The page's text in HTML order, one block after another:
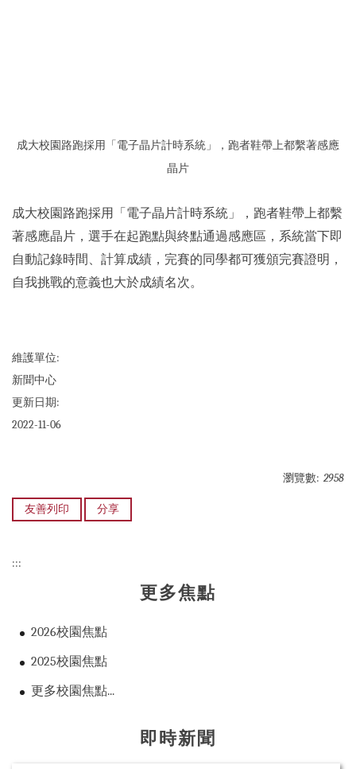
成大校園路跑採用「電子晶片計時系統」，跑者鞋帶上都繫著感應
晶片
成大校園路跑採用「電子晶片計時系統」，跑者鞋帶上都繫
著感應晶片，選手在起跑點與終點通過感應區，系統當下即
自動記錄時間、計算成績，完賽的同學都可獲頒完賽證明，
自我挑戰的意義也大於成績名次。
維護單位:
新聞中心
更新日期:
2022-11-06
瀏覽數: 2958
友善列印 分享
:::
更多焦點
2026校園焦點
2025校園焦點
更多校園焦點...
即時新聞